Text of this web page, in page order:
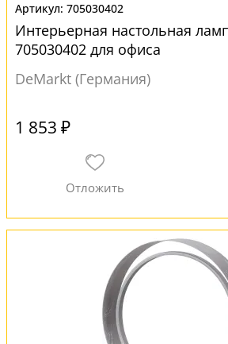
705030402
Интерьерная настольная
705030402 для офиса
DeMarkt (Германия)
1 853 ₽